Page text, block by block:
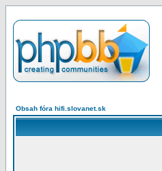
Obsah fóra hifi.slovanet.sk